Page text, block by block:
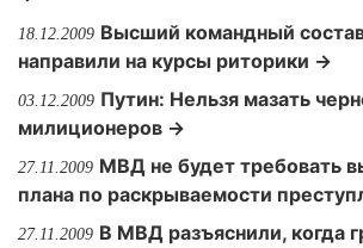
18.12.2009 Высший командный
направили на курсы риторики →
03.12.2009 Путин: Нельзя мазать
милиционеров →
27.11.2009 МВД не будет требовать
плана по раскрываемости
27.11.2009 В МВД разъяснили, когда